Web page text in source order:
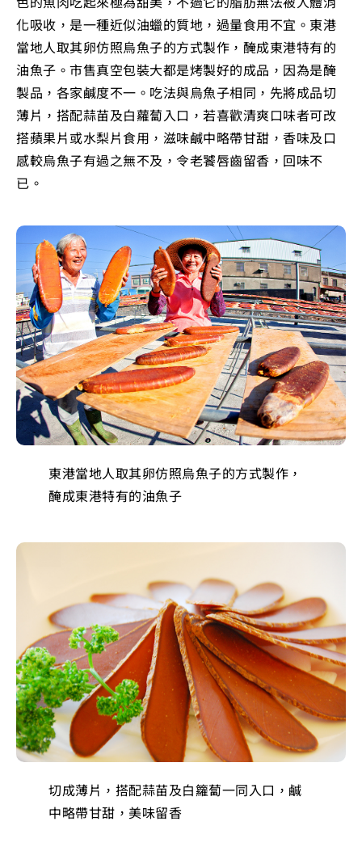
化吸收，是一種近似油蠟的質地，過量食用不宜。東港
當地人取其卵仿照烏魚子的方式製作，醃成東港特有的
油魚子。市售真空包裝大都是烤製好的成品，因為是醃
製品，各家鹹度不一。吃法與烏魚子相同，先將成品切
薄片，搭配蒜苗及白蘿蔔入口，若喜歡清爽口味者可改
搭蘋果片或水梨片食用，滋味鹹中略帶甘甜，香味及口
感較烏魚子有過之無不及，令老饕唇齒留香，回味不
已。
東港當地人取其卵仿照烏魚子的方式製作，
醃成東港特有的油魚子
切成薄片，搭配蒜苗及白籮蔔一同入口，鹹
中略帶甘甜，美味留香